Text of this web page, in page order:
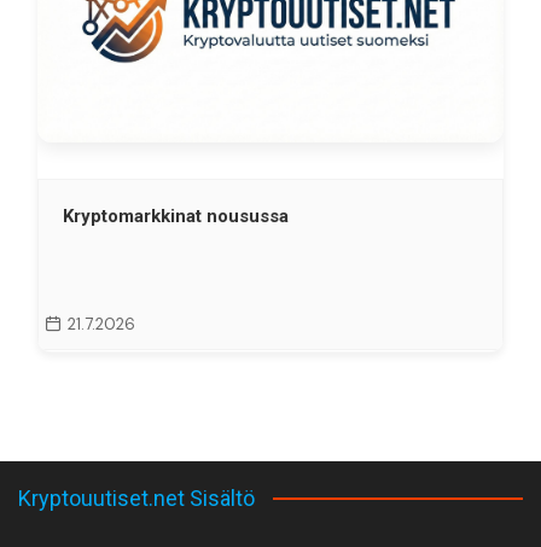
Kryptomarkkinat nousussa
21.7.2026
Kryptouutiset.net Sisältö